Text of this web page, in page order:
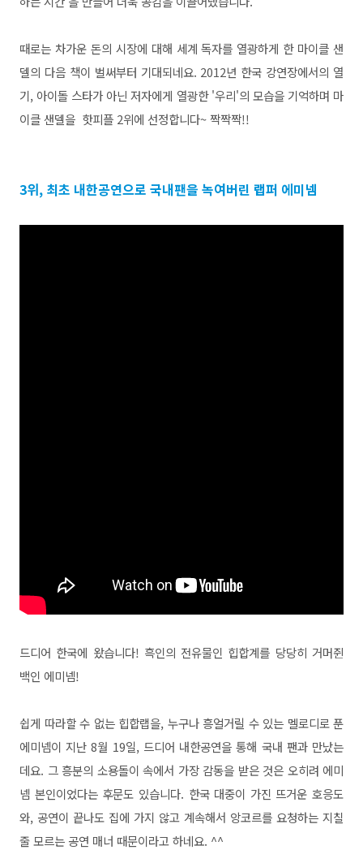
때로는 차가운 돈의 시장에 대해 세계 독자를 열광하게 한 마이클 샌
델의 다음 책이 벌써부터 기대되네요. 2012년 한국 강연장에서의 열
기, 아이돌 스타가 아닌 저자에게 열광한 '우리'의 모습을 기억하며 마
이클 샌델을 핫피플 2위에 선정합니다~ 짝짝짝!!
3위, 최초 내한공연으로 국내팬을 녹여버린 랩퍼 에미넴
드디어 한국에 왔습니다! 흑인의 전유물인 힙합계를 당당히 거머쥔
백인 에미넴!
쉽게 따라할 수 없는 힙합랩을, 누구나 흥얼거릴 수 있는 멜로디로 푼
에미넴이 지난 8월 19일, 드디어 내한공연을 통해 국내 팬과 만났는
데요. 그 흥분의 소용돌이 속에서 가장 감동을 받은 것은 오히려 에미
넴 본인이었다는 후문도 있습니다. 한국 대중이 가진 뜨거운 호응도
와, 공연이 끝나도 집에 가지 않고 계속해서 앙코르를 요청하는 지칠
줄 모르는 공연 매너 때문이라고 하네요. ^^